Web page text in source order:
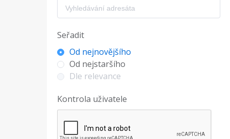
Seřadit
Od nejnovějšího
Od nejstaršího
Dle relevance
Kontrola uživatele